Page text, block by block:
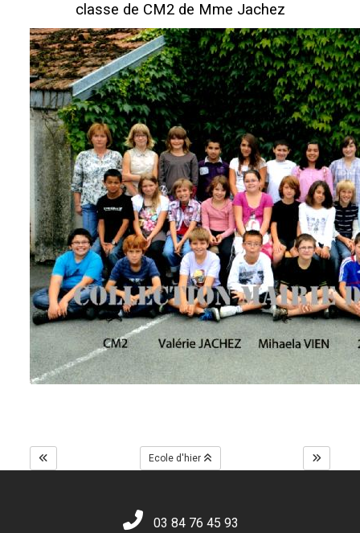
classe de CM2 de Mme Jachez
Ecole d'hier
03 84 76 45 93